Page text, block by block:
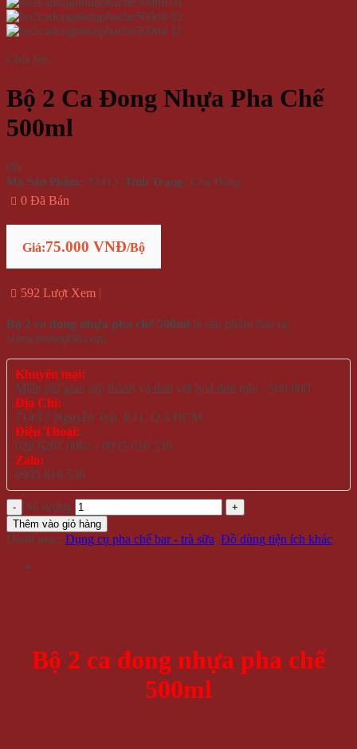
Chia Sẻ:
Bộ 2 Ca Đong Nhựa Pha Chế
500ml
(0)
Mã Sản Phẩm: 33413 |Tình Trạng: Còn Hàng
0 Đã Bán
Giá:75.000 VNĐ/Bộ
592 Lượt Xem
Bộ 2 ca đong nhựa pha chế 500ml là sản phẩm bán tại
winwinshop88.com
Khuyến mại:
Miễn phí giao nội thành và tỉnh với hoá đơn trên >500.000
Địa Chỉ:
714/17 Nguyễn Trãi, P.11, Q.5 HCM
Điện Thoại:
028 6261 0065 - 0935 616 536
Zalo:
0935 616 536
Số lượng
Thêm vào giỏ hàng
Danh mục: Dụng cụ pha chế bar - trà sữa, Đồ dùng tiện ích khác
Bộ 2 ca đong nhựa pha chế
500ml